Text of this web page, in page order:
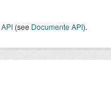
API (see Documente API).